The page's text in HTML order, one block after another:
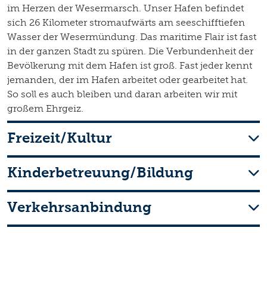
im Herzen der Wesermarsch. Unser Hafen befindet
sich 26 Kilometer stromaufwärts am seeschifftiefen
Wasser der Wesermündung. Das maritime Flair ist fast
in der ganzen Stadt zu spüren. Die Verbundenheit der
Bevölkerung mit dem Hafen ist groß. Fast jeder kennt
jemanden, der im Hafen arbeitet oder gearbeitet hat.
So soll es auch bleiben und daran arbeiten wir mit
großem Ehrgeiz.
Freizeit/Kultur
Kinderbetreuung/Bildung
Verkehrsanbindung